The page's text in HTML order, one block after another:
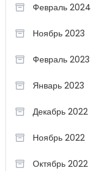
Февраль 2024
Ноябрь 2023
Февраль 2023
Январь 2023
Декабрь 2022
Ноябрь 2022
Октябрь 2022